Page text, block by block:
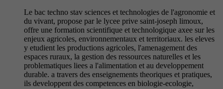
Le bac techno stav sciences et technologies de l'agronomie et
du vivant, propose par le lycee prive saint-joseph limoux,
offre une formation scientifique et technologique axee sur les
enjeux agricoles, environnementaux et territoriaux. les eleves
y etudient les productions agricoles, l'amenagement des
espaces ruraux, la gestion des ressources naturelles et les
problematiques liees a l'alimentation et au developpement
durable. a travers des enseignements theoriques et pratiques,
ils developpent des competences en biologie-ecologie,